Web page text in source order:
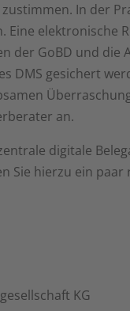
In der
elektronische
der GoBD und die
DMS gesichert
an.
digitale
Sie hierzu ein
KG